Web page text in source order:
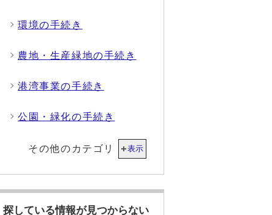
環境の手続き
農地・生産緑地の手続き
港湾事業の手続き
公園・緑化の手続き
その他のカテゴリ 表示
探している情報が見つからない